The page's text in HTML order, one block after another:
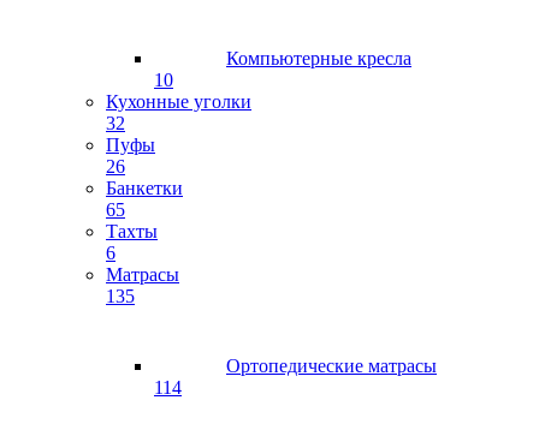
Компьютерные кресла
10
Кухонные уголки
32
Пуфы
26
Банкетки
65
Тахты
6
Матрасы
135
Ортопедические матрасы
114